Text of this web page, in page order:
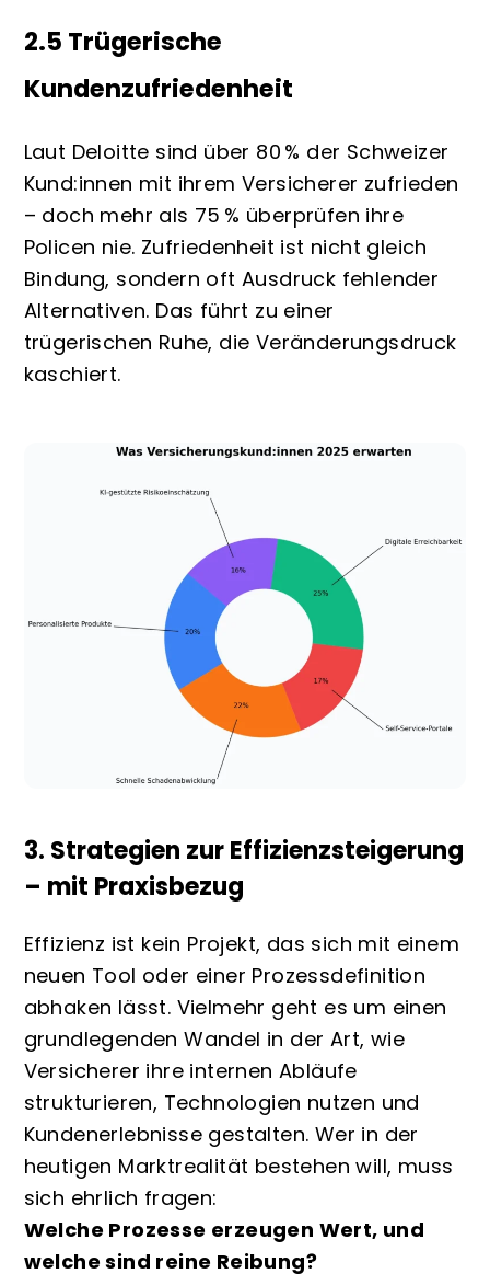
2.5 Trügerische
Kundenzufriedenheit
Laut Deloitte sind über 80 % der Schweizer
Kund:innen mit ihrem Versicherer zufrieden
– doch mehr als 75 % überprüfen ihre
Policen nie. Zufriedenheit ist nicht gleich
Bindung, sondern oft Ausdruck fehlender
Alternativen. Das führt zu einer
trügerischen Ruhe, die Veränderungsdruck
kaschiert.
3. Strategien zur Effizienzsteigerung
– mit Praxisbezug
Effizienz ist kein Projekt, das sich mit einem
neuen Tool oder einer Prozessdefinition
abhaken lässt. Vielmehr geht es um einen
grundlegenden Wandel in der Art, wie
Versicherer ihre internen Abläufe
strukturieren, Technologien nutzen und
Kundenerlebnisse gestalten. Wer in der
heutigen Marktrealität bestehen will, muss
sich ehrlich fragen:
Welche Prozesse erzeugen Wert, und
welche sind reine Reibung?